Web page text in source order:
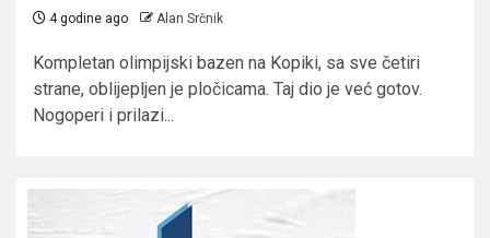
4 godine ago Alan Srčnik
Kompletan olimpijski bazen na Kopiki, sa sve četiri
strane, oblijepljen je pločicama. Taj dio je već gotov.
Nogoperi i prilazi...